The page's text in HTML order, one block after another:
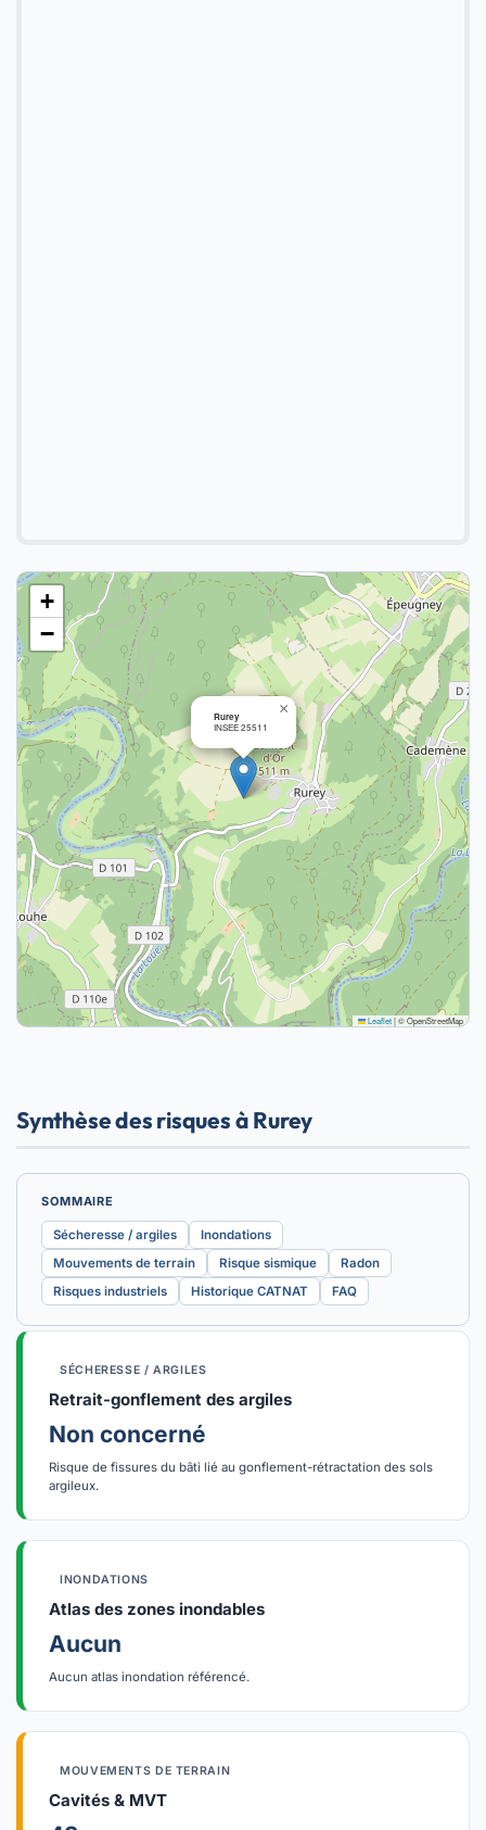
Rurey
INSEE 25511
×
+
−
Leaflet|© OpenStreetMap
Synthèse des risques à Rurey
SOMMAIRE
Sécheresse / argiles
Inondations
Mouvements de terrain
Risque sismique
Radon
Risques industriels
Historique CATNAT FAQ
SÉCHERESSE / ARGILES
Retrait-gonflement des argiles
Non concerné
Risque de fissures du bâti lié au gonflement-rétractation des sols
argileux.
INONDATIONS
Atlas des zones inondables
Aucun
Aucun atlas inondation référencé.
MOUVEMENTS DE TERRAIN
Cavités & MVT